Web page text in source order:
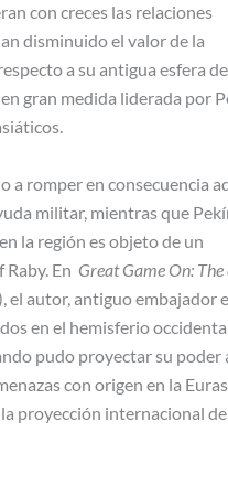
con creces las relaciones
disminuido el valor de la
a su antigua esfera de
gran medida liderada por
a romper en consecuencia
militar, mientras que
la región es objeto de un
En Great Game On:
autor, antiguo embajador
en el hemisferio
pudo proyectar su poder
con origen en la
proyección internacional